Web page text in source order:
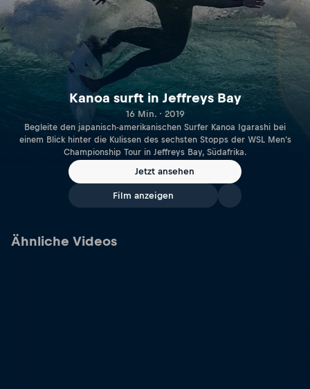
Kanoa surft in Jeffreys Bay
16 Min. · 2019
Begleite den japanisch-amerikanischen Surfer Kanoa Igarashi bei
einem Blick hinter die Kulissen des sechsten Stopps der WSL Men's
Championship Tour in Jeffreys Bay, Südafrika.
Jetzt ansehen
Film anzeigen
Ähnliche Videos